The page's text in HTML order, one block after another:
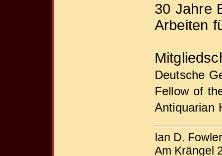
30 Jahre
Arbeiten
Deutsche
Fellow of
Antiquarian
Ian D. Fowler
Am Krängel